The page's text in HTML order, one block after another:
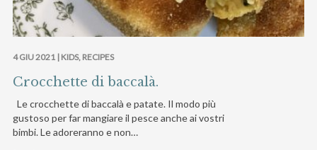
4 GIU 2021 | KIDS, RECIPES
Crocchette di baccalà.
Le crocchette di baccalà e patate. Il modo più
gustoso per far mangiare il pesce anche ai vostri
bimbi. Le adoreranno e non…